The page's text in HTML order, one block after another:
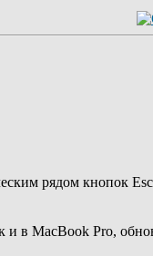
рядом кнопок
и в MacBook Pro,